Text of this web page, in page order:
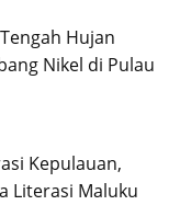
Hujan
Nikel di Pulau
Kepulauan,
Literasi Maluku